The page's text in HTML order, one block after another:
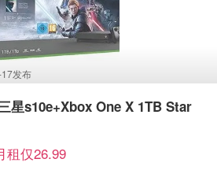
发布
星s10e+Xbox One X 1TB Star
租仅26.99